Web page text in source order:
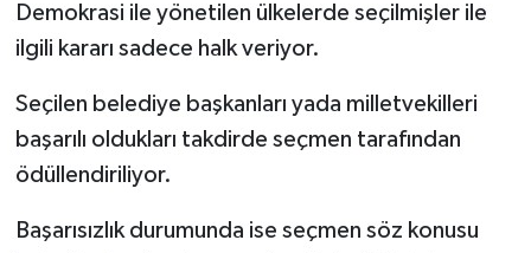
Demokrasi ile yönetilen ülkelerde seçilmişler ile
ilgili kararı sadece halk veriyor.
Seçilen belediye başkanları yada milletvekilleri
başarılı oldukları takdirde seçmen tarafından
ödüllendiriliyor.
Başarısızlık durumunda ise seçmen söz konusu